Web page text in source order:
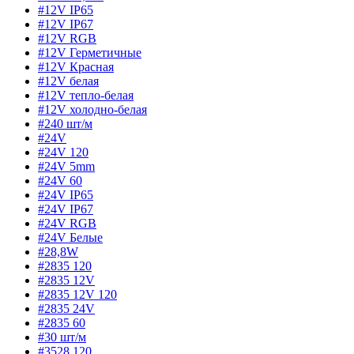
#12V IP65
#12V IP67
#12V RGB
#12V Герметичные
#12V Красная
#12V белая
#12V тепло-белая
#12V холодно-белая
#240 шт/м
#24V
#24V 120
#24V 5mm
#24V 60
#24V IP65
#24V IP67
#24V RGB
#24V Белые
#28,8W
#2835 120
#2835 12V
#2835 12V 120
#2835 24V
#2835 60
#30 шт/м